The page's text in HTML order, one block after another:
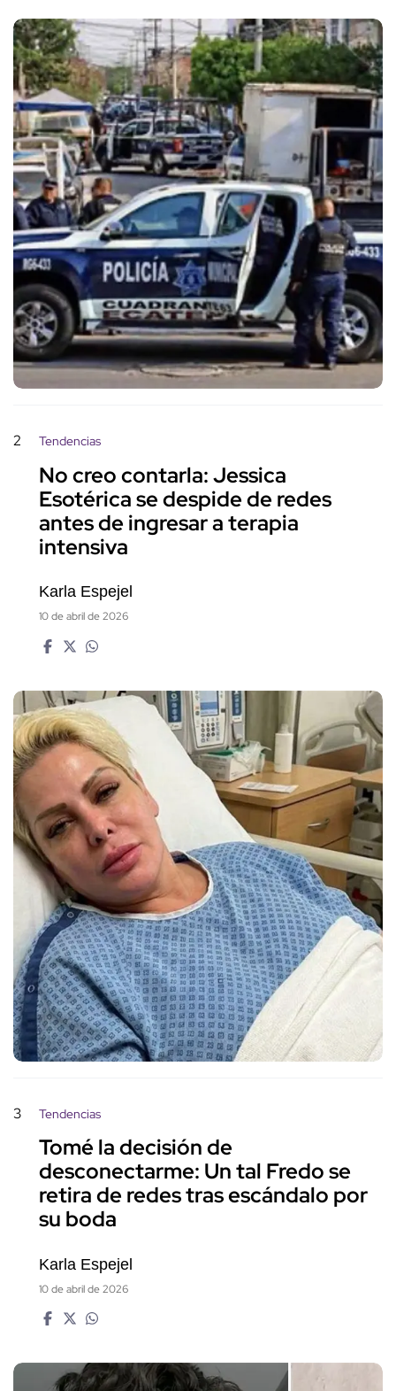
2 Tendencias
No creo contarla: Jessica
Esotérica se despide de redes
antes de ingresar a terapia
intensiva
Karla Espejel
10 de abril de 2026
3 Tendencias
Tomé la decisión de
desconectarme: Un tal Fredo se
retira de redes tras escándalo por
su boda
Karla Espejel
10 de abril de 2026